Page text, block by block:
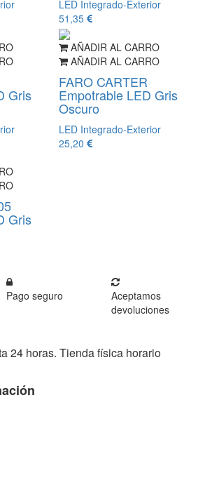
LED Integrado-Exterior
51,35
Gris
AÑADIR AL CARRO
AÑADIR AL CARRO
FARO CARTER
Empotrable LED Gris
Oscuro
LED Integrado-Exterior
25,20
Gris
Pago seguro
Aceptamos
devoluciones
24 horas. Tienda física horario